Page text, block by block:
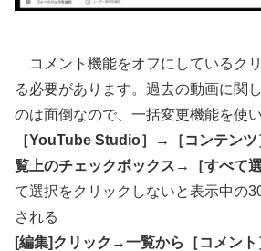
コメント機能をオフにしているク
る必要があります。過去の動画に関
のは面倒なので、一括変更機能を使い
［YouTube Studio］→［コンテン
覧上のチェックボックス→［すべて
て選択をクリックしないと表示中の
される
[編集]クリック→一覧から［コメン